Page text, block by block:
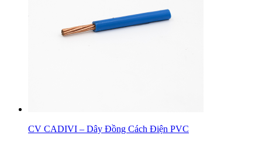
CV CADIVI – Dây Đồng Cách Điện PVC